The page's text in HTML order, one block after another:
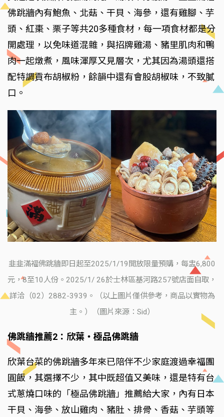
佛跳牆內有鮑魚、北菇、干貝、海參，還有雞腳、芋
頭、紅棗、栗子等共20多種食材，每一項食材都是分
開處理，以免味道混雜，與招牌雞湯、豬里肌肉和鴨
肉一起燉煮，風味渾厚又見層次，尤其因為湯頭還搭
配特調貢布胡椒粉，餘韻中還有會股胡椒味，不致膩
口。
韭韭滿福佛跳牆即日起至2025/1/19開放限量預購，每盅6,800
元，8至10人份。2025/1/ 26於士林區基河路257號店面自取，
詳洽（02）2882-3939。（以上圖片僅供參考，商品以實物為
主。）（圖片來源：Sid）
佛跳牆推薦2：欣葉‧極品佛跳牆
欣葉台菜的佛跳牆多年來已陪伴不少家庭渡過幸福團
圓飯，其選擇不少，其中既超值又美味，還是特有台
式蔥燒口味的「極品佛跳牆」推薦給大家，內有日本
干貝、海參、放山雞肉、豬肚、排骨、香菇、芋頭等